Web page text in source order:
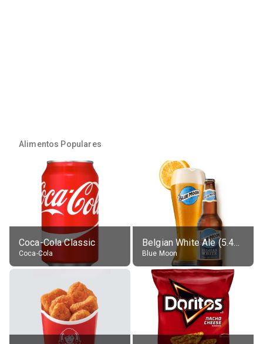
Alimentos Populares
Coca-Cola Classic
Coca-Cola
Belgian White Ale (5.4% alc.)
Blue Moon